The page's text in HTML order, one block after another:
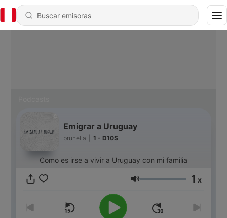
Emigrar a Uruguay
brunella 1 - D10S
Como es irse a vivir a Uruguay con mi familia
Volumen 1 x